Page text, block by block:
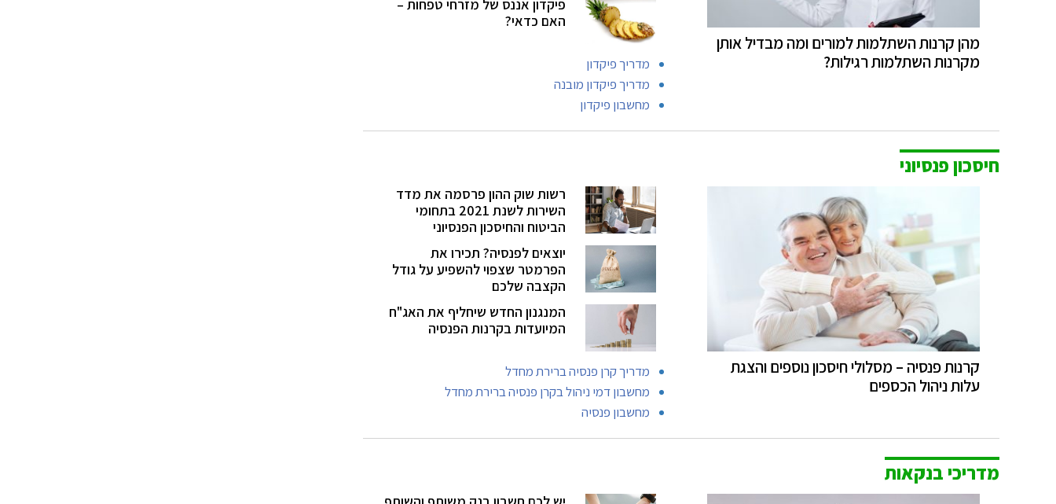
מהן קרנות השתלמות למורים ומה מבדיל אותן
מקרנות השתלמות רגילות?
פיקדון אננס של מזרחי טפחות –
האם כדאי?
מדריך פיקדון
מדריך פיקדון מובנה
מחשבון פיקדון
חיסכון פנסיוני
קרנות פנסיה – מסלולי חיסכון נוספים והצגת
עלות ניהול הכספים
רשות שוק ההון פרסמה את מדד
השירות לשנת 2021 בתחומי
הביטוח והחיסכון הפנסיוני
יוצאים לפנסיה? תכירו את
הפרמטר שצפוי להשפיע על גודל
הקצבה שלכם
המנגנון החדש שיחליף את האג"ח
המיועדות בקרנות הפנסיה
מדריך קרן פנסיה ברירת מחדל
מחשבון דמי ניהול בקרן פנסיה ברירת מחדל
מחשבון פנסיה
מדריכי בנקאות